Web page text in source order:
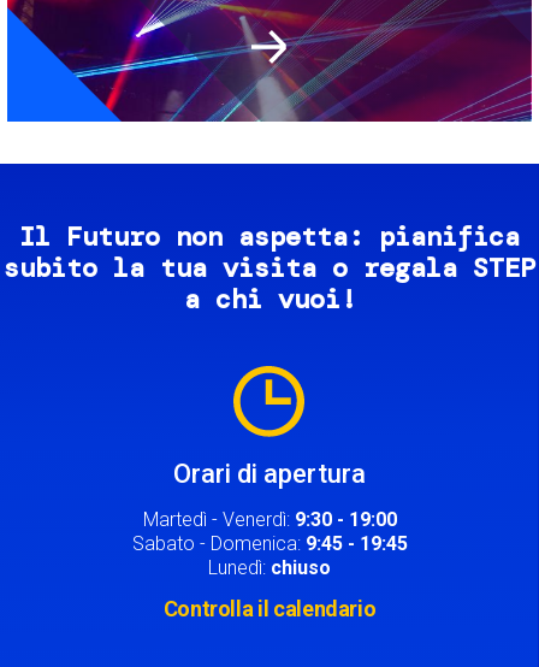
Il Futuro non aspetta: pianifica
subito la tua visita o regala STEP
a chi vuoi!
Orari di apertura
Martedì - Venerdì: 9:30 - 19:00
Sabato - Domenica: 9:45 - 19:45
Lunedì: chiuso
Controlla il calendario